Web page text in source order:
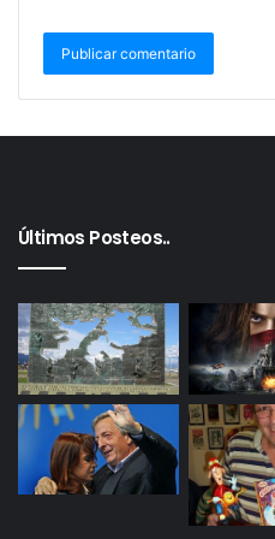
ídolo, les respondía con
que lo subestimaron, les
se compra, se cultiva.
algún día le iba a ganar la
misma entereza con la que
traiciones y desencantos.
sorprendiera sin dejarlo
“Nadie es más que nadie,
Últimos Posteos..